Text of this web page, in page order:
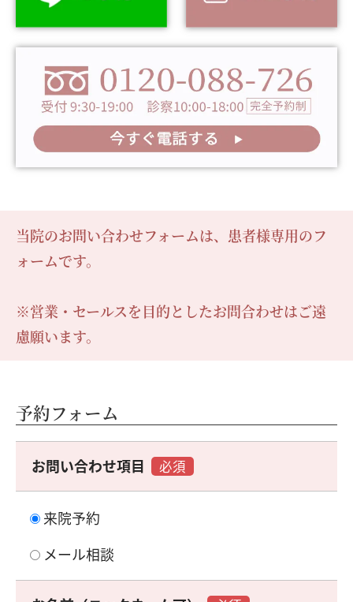
当院のお問い合わせフォームは、患者様専用のフ
ォームです。
※営業・セールスを目的としたお問合わせはご遠
慮願います。
予約フォーム
お問い合わせ項目 必須
来院予約
メール相談